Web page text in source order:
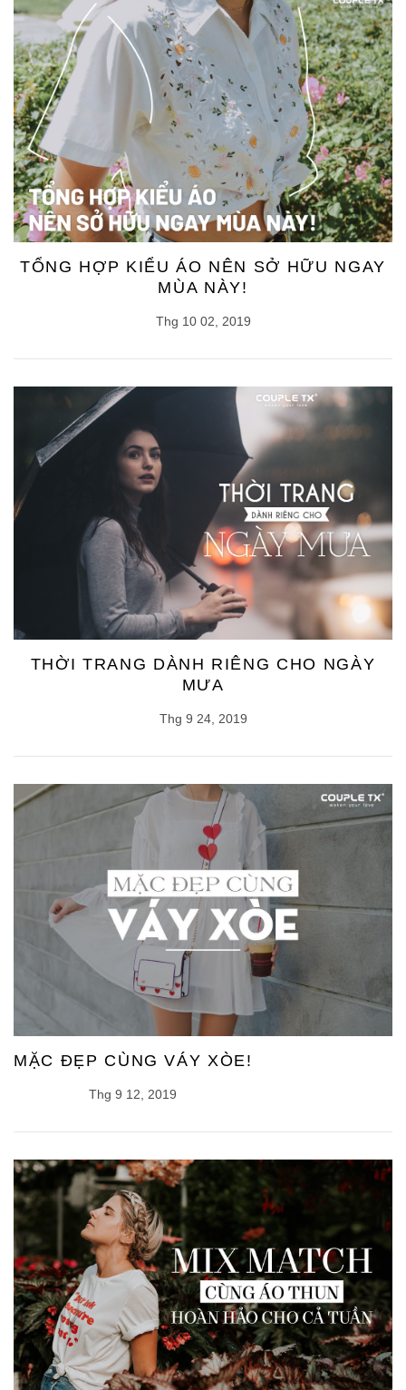
TỔNG HỢP KIỂU ÁO NÊN SỞ HỮU NGAY
MÙA NÀY!
Thg 10 02, 2019
THỜI TRANG DÀNH RIÊNG CHO NGÀY
MƯA
Thg 9 24, 2019
MẶC ĐẸP CÙNG VÁY XÒE!
Thg 9 12, 2019